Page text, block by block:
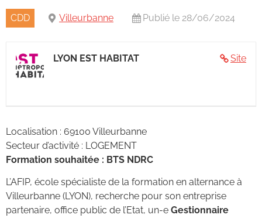
CDD Villeurbanne Publié le 28/06/2024
Site
LYON EST HABITAT
Localisation : 69100 Villeurbanne
Secteur d’activité : LOGEMENT
Formation souhaitée : BTS NDRC
L’AFIP, école spécialiste de la formation en alternance à
Villeurbanne (LYON), recherche pour son entreprise
partenaire, office public de l’Etat, un-e Gestionnaire